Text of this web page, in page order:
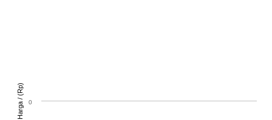
H
a
r
g
a
/
(
R
p
)
0